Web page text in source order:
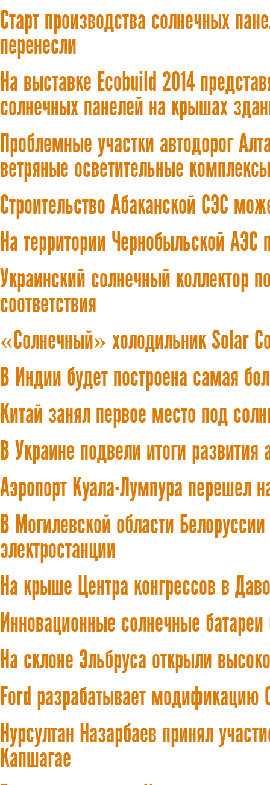
Старт производства солнечных
перенесли
На выставке Ecobuild 2014
солнечных панелей на крышах
Проблемные участки автодорог
ветряные осветительные комплексы
Строительство Абаканской СЭС
На территории Чернобыльской АЭС
Украинский солнечный коллектор
соответствия
«Солнечный» холодильник Solar
В Индии будет построена самая
Китай занял первое место под
В Украине подвели итоги развития
Аэропорт Куала-Лумпура перешел
В Могилевской области
электростанции
На крыше Центра конгрессов в
Инновационные солнечные батареи
На склоне Эльбруса открыли
Ford разрабатывает модификацию
Нурсултан Назарбаев принял
Капшагае